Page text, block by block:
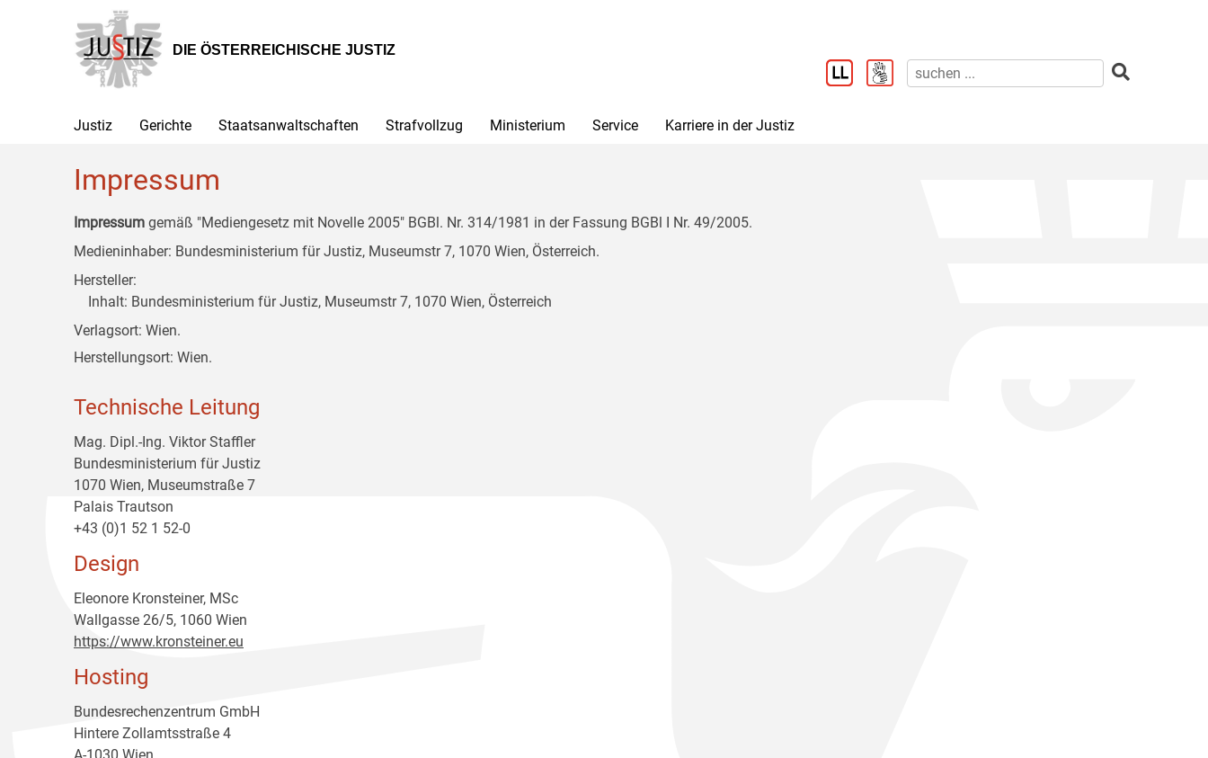
Hauptnavigation
[1]
Inhalt
[2]
Untermenü
[3]
DIE ÖSTERREICHISCHE JUSTIZ
Justiz Gerichte Staatsanwaltschaften Strafvollzug Ministerium Service Karriere in der Justiz
Impressum
Impressum gemäß "Mediengesetz mit Novelle 2005" BGBl. Nr. 314/1981 in der Fassung BGBl I Nr. 49/2005.
Medieninhaber: Bundesministerium für Justiz, Museumstr 7, 1070 Wien, Österreich.
Hersteller:
Inhalt: Bundesministerium für Justiz, Museumstr 7, 1070 Wien, Österreich
Verlagsort: Wien.
Herstellungsort: Wien.
Technische Leitung
Mag. Dipl.-Ing. Viktor Staffler
Bundesministerium für Justiz
1070 Wien, Museumstraße 7
Palais Trautson
+43 (0)1 52 1 52-0
Design
Eleonore Kronsteiner, MSc
Wallgasse 26/5, 1060 Wien
https://www.kronsteiner.eu
Hosting
Bundesrechenzentrum GmbH
Hintere Zollamtsstraße 4